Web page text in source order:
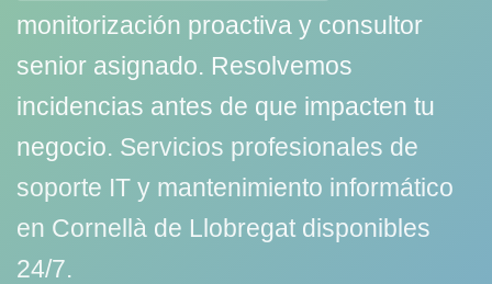
monitorización proactiva y consultor
senior asignado. Resolvemos
incidencias antes de que impacten tu
negocio. Servicios profesionales de
soporte IT y mantenimiento informático
en Cornellà de Llobregat disponibles
24/7.